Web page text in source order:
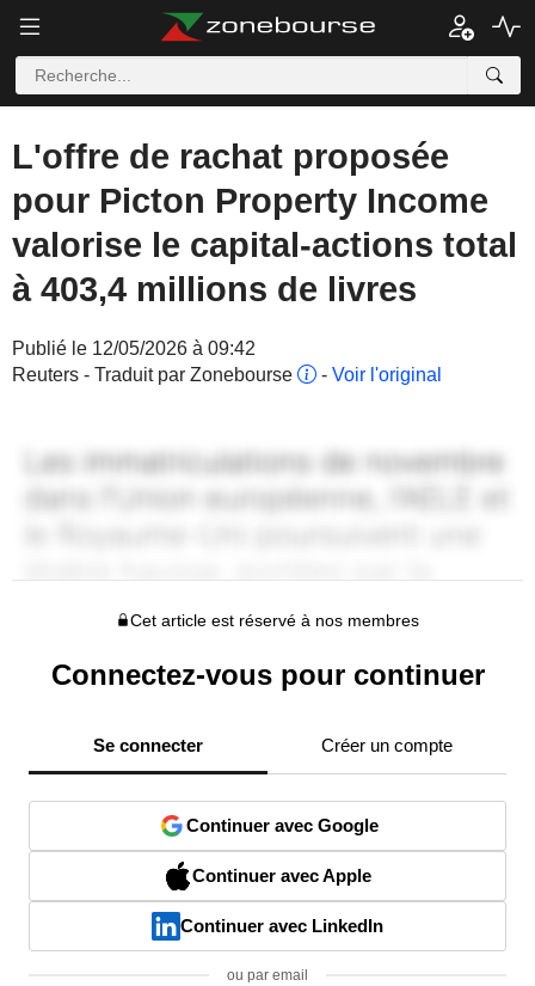
L'offre de rachat proposée
pour Picton Property Income
valorise le capital-actions total
à 403,4 millions de livres
Publié le 12/05/2026 à 09:42
Reuters - Traduit par Zonebourse
- Voir l'original
Cet article est réservé à nos membres
Connectez-vous pour continuer
Se connecter Créer un compte
Continuer avec Google
Continuer avec Apple
Continuer avec LinkedIn
ou par email